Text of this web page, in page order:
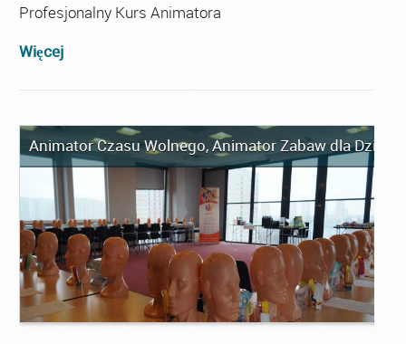
Profesjonalny Kurs Animatora
Więcej
Animator Czasu Wolnego,Animator Zabaw dla Dzieci